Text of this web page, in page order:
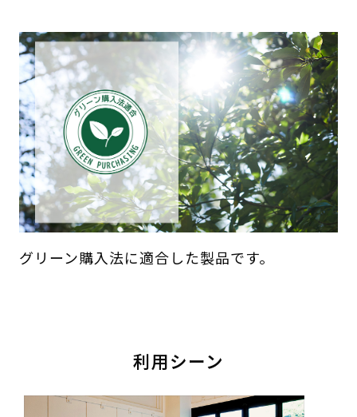
グリーン購入法に適合した製品です。
利用シーン